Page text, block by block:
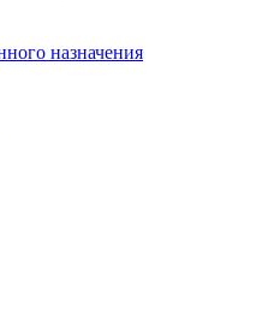
назначения